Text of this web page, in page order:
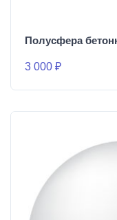
Полусфера
3 000 ₽